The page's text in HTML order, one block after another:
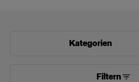
Kategorien
Filtern